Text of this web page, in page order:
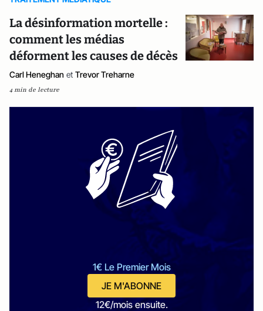
La désinformation mortelle :
comment les médias
déforment les causes de décès
Carl Heneghan et Trevor Treharne
4 min de lecture
1€ Le Premier Mois
JE M'ABONNE
12€/mois ensuite.